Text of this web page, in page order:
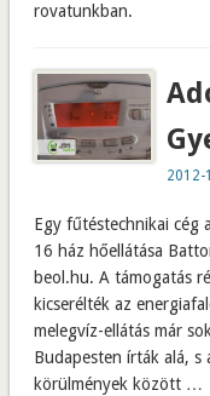
rovatunkban.
2012-
Egy fűtéstechnikai cég
16 ház hőellátása
beol.hu. A támogatás
kicserélték az
melegvíz-ellátás már
Budapesten írták alá, s
körülmények között …